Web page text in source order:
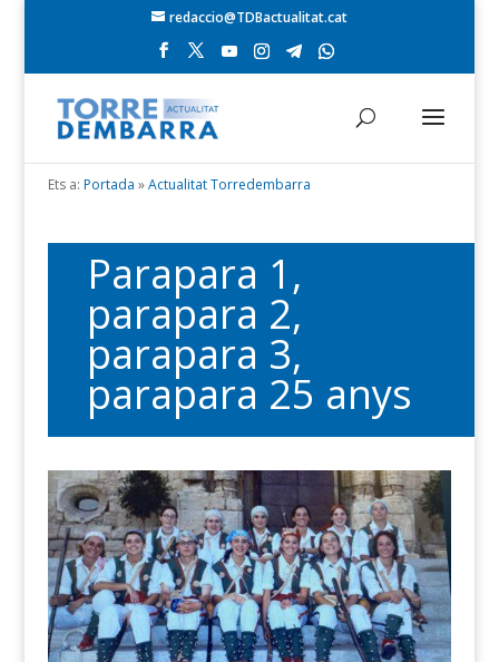
redaccio@TDBactualitat.cat
Ets a: Portada »Actualitat Torredembarra
Parapara 1,
parapara 2,
parapara 3,
parapara 25 anys